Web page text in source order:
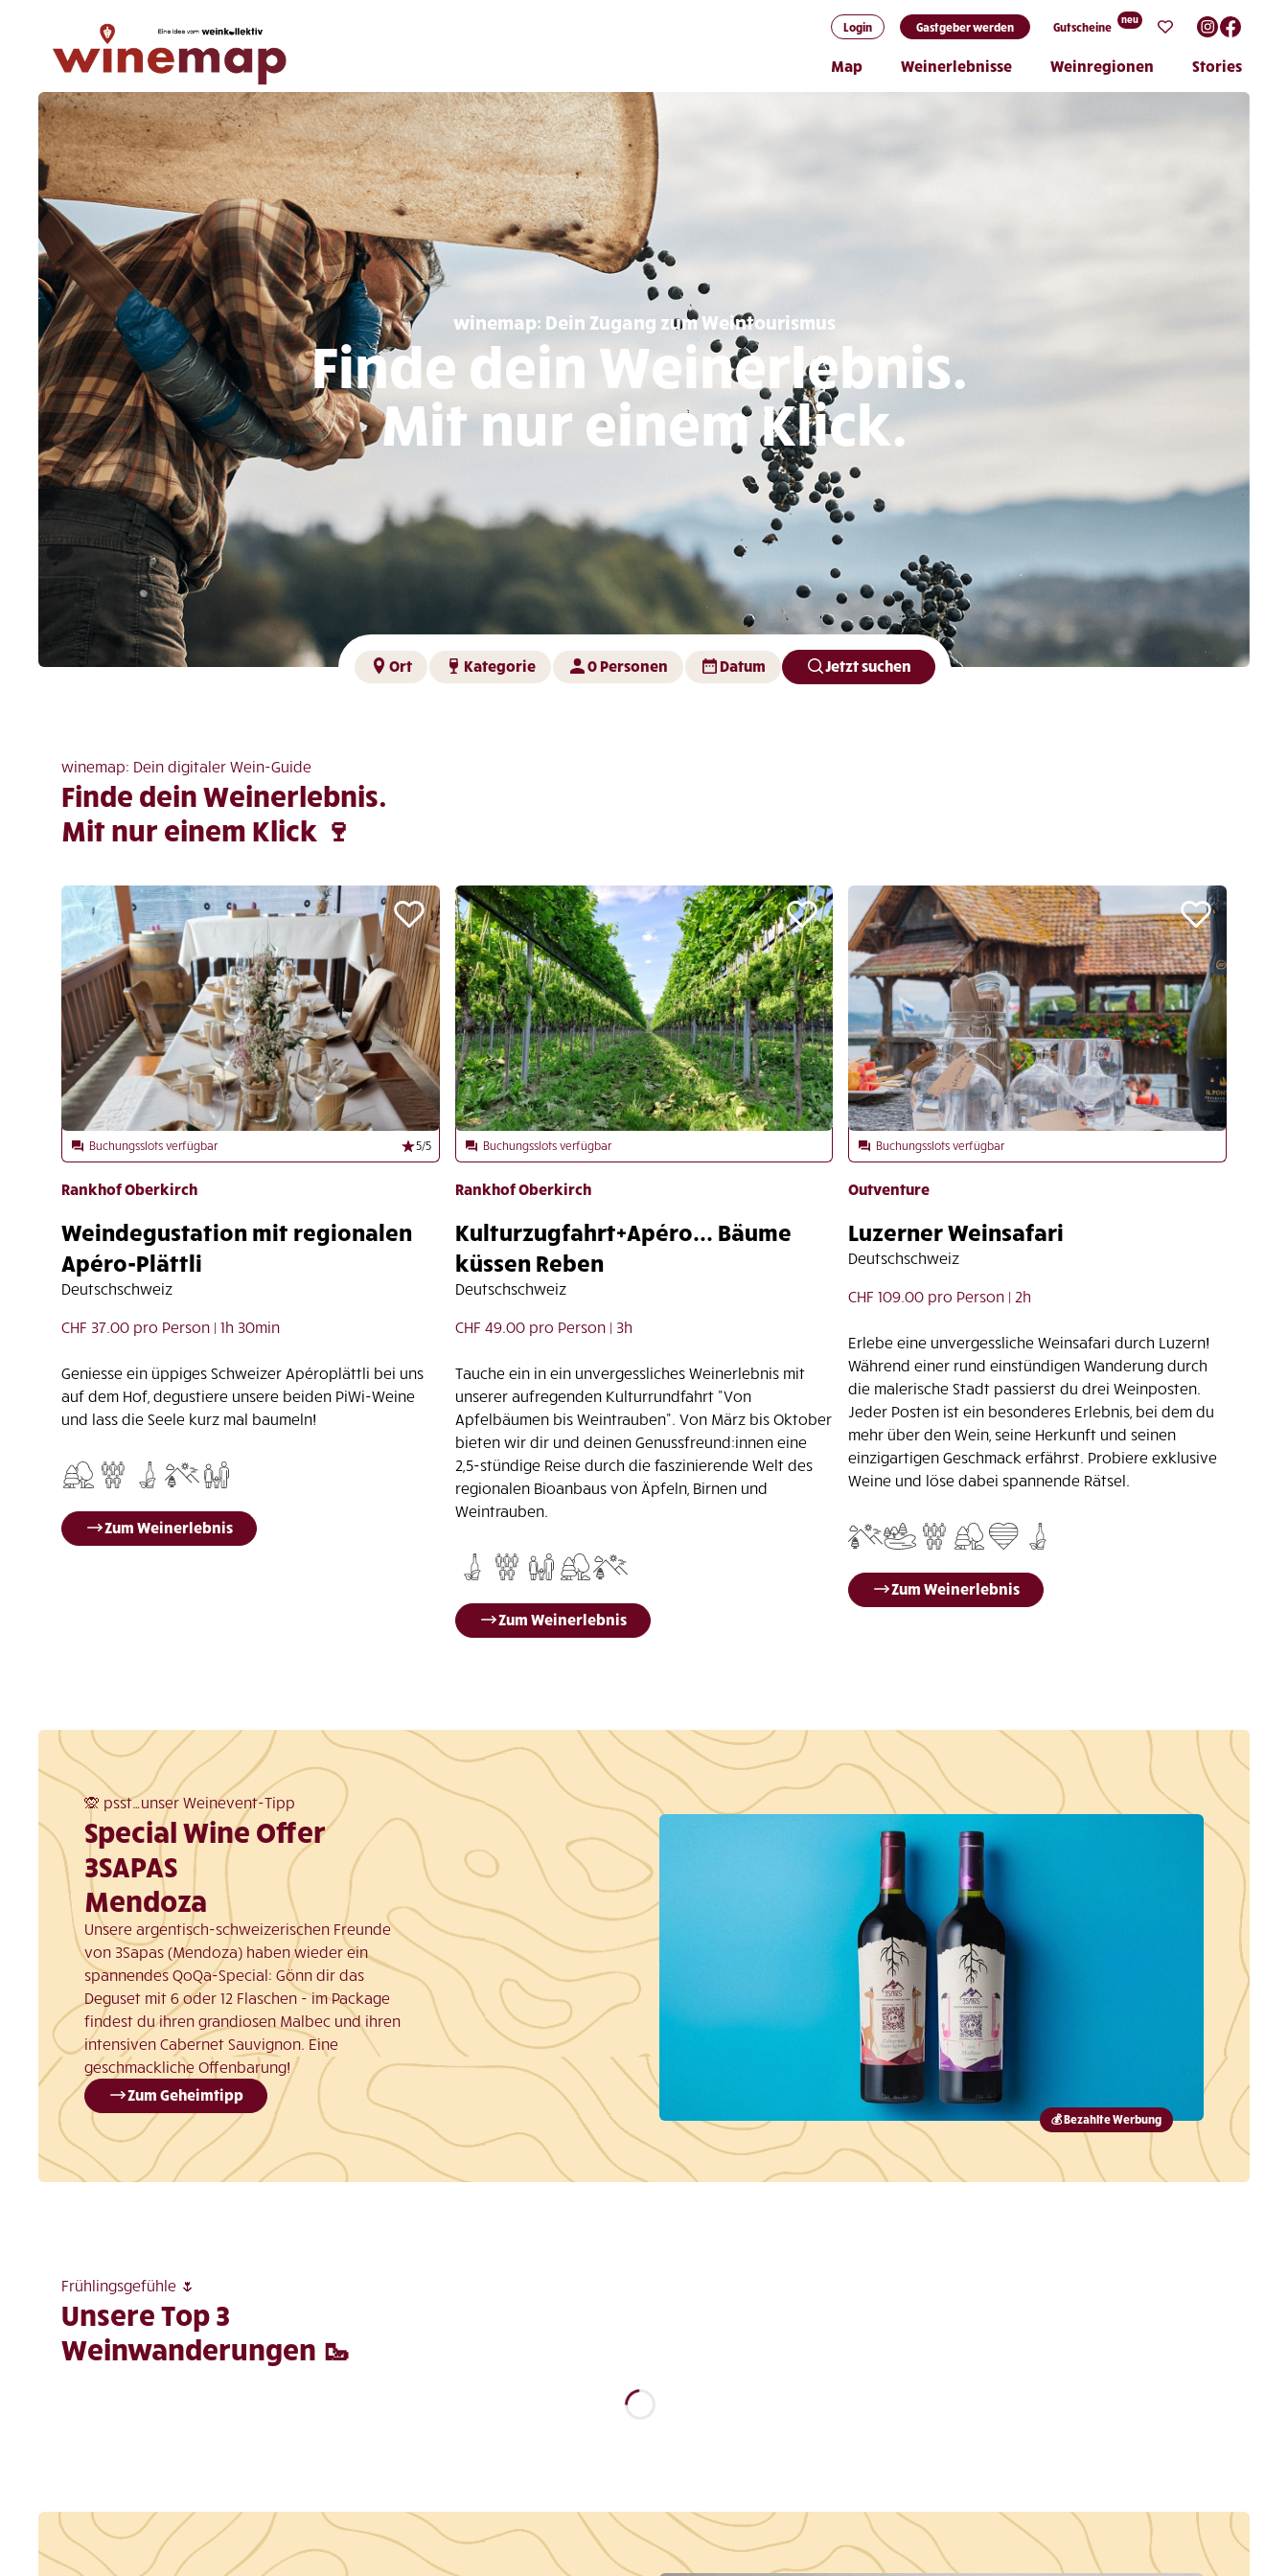
Login Gastgeber werden Gutscheine
neu
Map Weinerlebnisse Weinregionen Stories
winemap: Dein Zugang zum Weintourismus
Finde dein Weinerlebnis.
Mit nur einem Klick.
Ort Kategorie 0 Personen Datum Jetzt suchen
winemap: Dein digitaler Wein-Guide
Finde dein Weinerlebnis.
Mit nur einem Klick 🍷
Buchungsslots verfügbar 5/5
Rankhof Oberkirch
Weindegustation mit regionalen
Apéro-Plättli
Deutschschweiz
CHF 37.00 pro Person | 1h 30min
Geniesse ein üppiges Schweizer Apéroplättli bei uns
auf dem Hof, degustiere unsere beiden PiWi-Weine
und lass die Seele kurz mal baumeln!
Zum Weinerlebnis
Buchungsslots verfügbar
Rankhof Oberkirch
Kulturzugfahrt+Apéro... Bäume
küssen Reben
Deutschschweiz
CHF 49.00 pro Person | 3h
Tauche ein in ein unvergessliches Weinerlebnis mit
unserer aufregenden Kulturrundfahrt "Von
Apfelbäumen bis Weintrauben". Von März bis Oktober
bieten wir dir und deinen Genussfreund:innen eine
2,5-stündige Reise durch die faszinierende Welt des
regionalen Bioanbaus von Äpfeln, Birnen und
Weintrauben.
Zum Weinerlebnis
Buchungsslots verfügbar
Outventure
Luzerner Weinsafari
Deutschschweiz
CHF 109.00 pro Person | 2h
Erlebe eine unvergessliche Weinsafari durch Luzern!
Während einer rund einstündigen Wanderung durch
die malerische Stadt passierst du drei Weinposten.
Jeder Posten ist ein besonderes Erlebnis, bei dem du
mehr über den Wein, seine Herkunft und seinen
einzigartigen Geschmack erfährst. Probiere exklusive
Weine und löse dabei spannende Rätsel.
Zum Weinerlebnis
🙊 psst…unser Weinevent-Tipp
Special Wine Offer
3SAPAS
Mendoza
Unsere argentisch-schweizerischen Freunde
von 3Sapas (Mendoza) haben wieder ein
spannendes QoQa-Special: Gönn dir das
Deguset mit 6 oder 12 Flaschen - im Package
findest du ihren grandiosen Malbec und ihren
intensiven Cabernet Sauvignon. Eine
geschmackliche Offenbarung!
Zum Geheimtipp
💰 Bezahlte Werbung
Frühlingsgefühle 🌷
Unsere Top 3
Weinwanderungen 🥾